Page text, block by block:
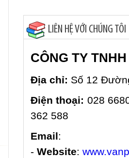
LIÊN HỆ VỚI CHÚNG TÔI
CÔNG TY
Địa chỉ: Số 12
Điện thoại: 028
362 588
Email:
- Website: